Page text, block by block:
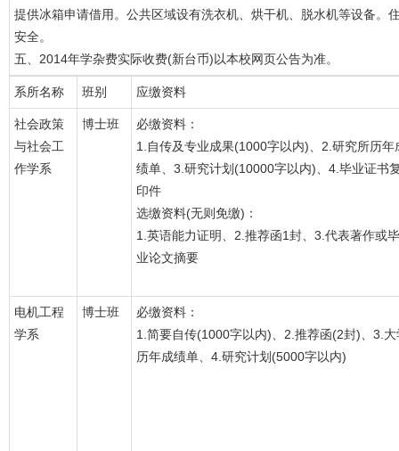
提供冰箱申请借用。公共区域设有洗衣机、烘干机、脱水机等设备。
安全。
五、2014年学杂费实际收费(新台币)以本校网页公告为准。
系所名称 班别 应缴资料
社会政策
与社会工
作学系
博士班
必缴资料：
1.自传及专业成果(1000字以内)、2.研究所历年
绩单、3.研究计划(10000字以内)、4.毕业证书
印件
选缴资料(无则免缴)：
1.英语能力证明、2.推荐函1封、3.代表著作或毕
业论文摘要
电机工程
学系
博士班
必缴资料：
1.简要自传(1000字以内)、2.推荐函(2封)、3.大
历年成绩单、4.研究计划(5000字以内)